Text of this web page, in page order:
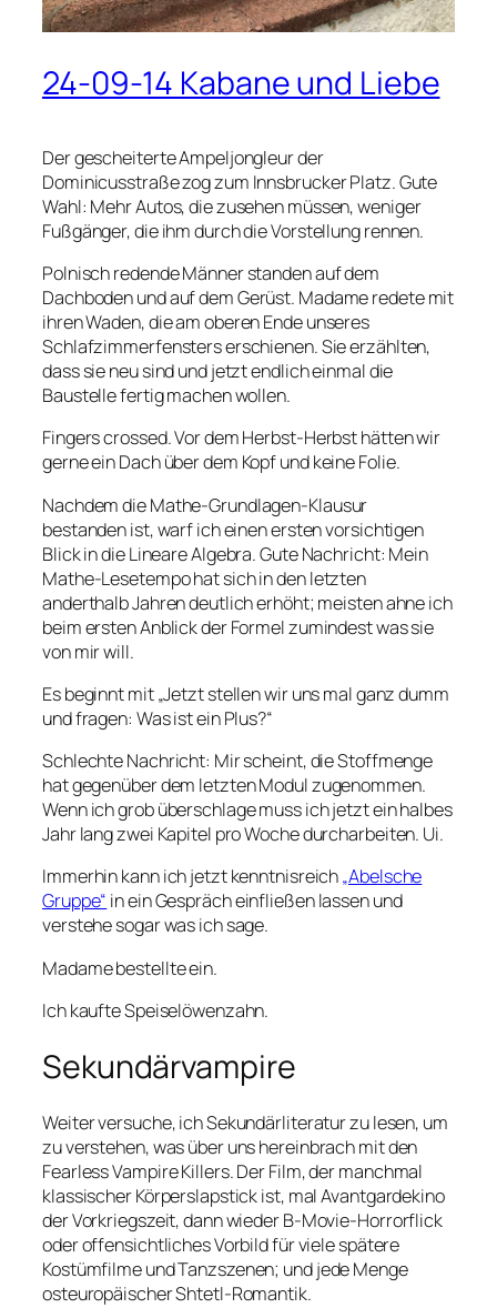
24-09-14 Kabane und Liebe
Der gescheiterte Ampeljongleur der
Dominicusstraße zog zum Innsbrucker Platz. Gute
Wahl: Mehr Autos, die zusehen müssen, weniger
Fußgänger, die ihm durch die Vorstellung rennen.
Polnisch redende Männer standen auf dem
Dachboden und auf dem Gerüst. Madame redete mit
ihren Waden, die am oberen Ende unseres
Schlafzimmerfensters erschienen. Sie erzählten,
dass sie neu sind und jetzt endlich einmal die
Baustelle fertig machen wollen.
Fingers crossed. Vor dem Herbst-Herbst hätten wir
gerne ein Dach über dem Kopf und keine Folie.
Nachdem die Mathe-Grundlagen-Klausur
bestanden ist, warf ich einen ersten vorsichtigen
Blick in dieLineare Algebra. Gute Nachricht: Mein
Mathe-Lesetempo hat sich in den letzten
anderthalb Jahren deutlich erhöht; meisten ahne ich
beim ersten Anblick der Formel zumindest was sie
von mir will.
Es beginnt mit„Jetzt stellen wir uns mal ganz dumm
und fragen: Was ist ein Plus?“
Schlechte Nachricht: Mir scheint, die Stoffmenge
hat gegenüber dem letzten Modul zugenommen.
Wenn ich grob überschlage muss ich jetzt ein halbes
Jahr lang zwei Kapitel pro Woche durcharbeiten. Ui.
Immerhin kann ich jetzt kenntnisreich„Abelsche
Gruppe“ in ein Gespräch einfließen lassen und
verstehe sogar was ich sage.
Madame bestellte ein.
Ich kaufte Speiselöwenzahn.
Sekundärvampire
Weiter versuche, ich Sekundärliteratur zu lesen, um
zu verstehen, was über uns hereinbrach mit den
Fearless Vampire Killers. Der Film, der manchmal
klassischer Körperslapstick ist, mal Avantgardekino
der Vorkriegszeit, dann wieder B-Movie-Horrorflick
oder offensichtliches Vorbild für viele spätere
Kostümfilme und Tanzszenen; und jede Menge
osteuropäischer Shtetl-Romantik.